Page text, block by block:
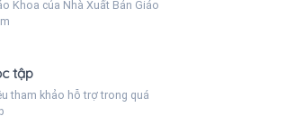
Khoa của Nhà Xuất Bản Giáo
tập
tham khảo hỗ trợ trong quá